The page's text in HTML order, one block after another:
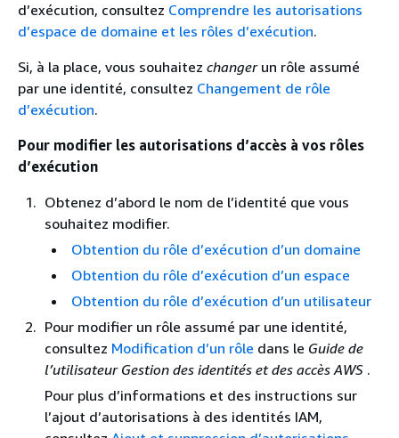
d’exécution, consultez Comprendre les autorisations
d’espace de domaine et les rôles d’exécution.
Si, à la place, vous souhaitez changerun rôle assumé
par une identité, consultez Changement de rôle
d’exécution.
Pour modifier les autorisations d’accès à vos rôles
d’exécution
Obtenez d’abord le nom de l’identité que vous
souhaitez modifier.
Obtention du rôle d’exécution d’un domaine
Obtention du rôle d’exécution d’un espace
Obtention du rôle d’exécution d’un utilisateur
Pour modifier un rôle assumé par une identité,
consultez Modification d’un rôle dans le Guide de
l’utilisateur Gestion des identités et des accès AWS .
Pour plus d’informations et des instructions sur
l’ajout d’autorisations à des identités IAM,